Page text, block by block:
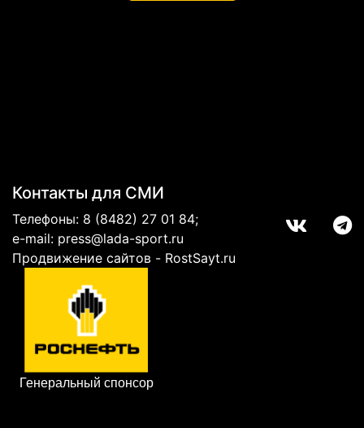
Контакты для СМИ
Телефоны: 8 (8482) 27 01 84;
e-mail: press@lada-sport.ru
Продвижение сайтов - RostSayt.ru
Генеральный спонсор